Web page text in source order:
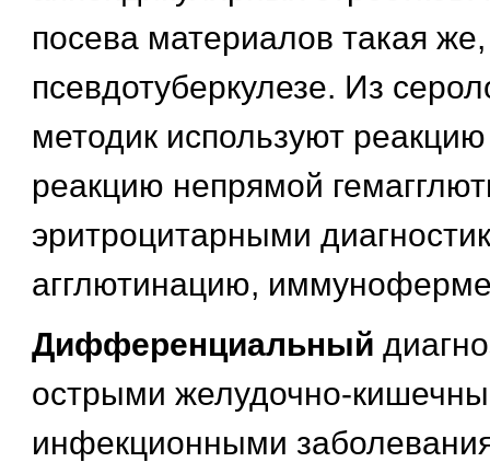
посева материалов такая же,
псевдотуберкулезе. Из
методик используют
реакцию непрямой
эритроцитарными
агглютинацию,
Дифференциальный
острыми желудочно-
инфекционными